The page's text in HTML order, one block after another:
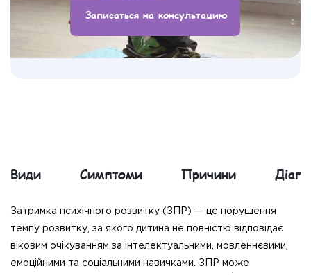
Записаться на консультацию
Види Симптоми Причини
Затримка психічного розвитку (ЗПР) — це порушення
темпу розвитку, за якого дитина не повністю відповідає
віковим очікуванням за інтелектуальними, мовленнєвими,
емоційними та соціальними навичками. ЗПР може